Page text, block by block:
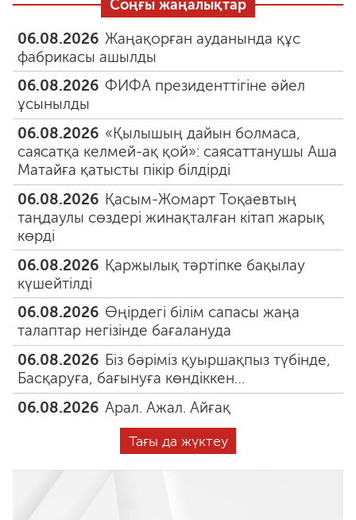
Соңғы жаңалықтар
06.08.2026 Жаңақорған ауданында құс
фабрикасы ашылды
06.08.2026 ФИФА президенттігіне әйел
ұсынылды
06.08.2026 «Қылышың дайын болмаса,
саясатқа келмей-ақ қой»: саясаттанушы Аша
Матайға қатысты пікір білдірді
06.08.2026 Қасым-Жомарт Тоқаевтың
таңдаулы сөздері жинақталған кітап жарық
көрді
06.08.2026 Қаржылық тәртіпке бақылау
күшейтілді
06.08.2026 Өңірдегі білім сапасы жаңа
талаптар негізінде бағалануда
06.08.2026 Біз бәріміз қуыршақпыз түбінде,
Басқаруға, бағынуға көндіккен…
06.08.2026 Арал. Ажал. Айғақ
Тағы да жүктеу